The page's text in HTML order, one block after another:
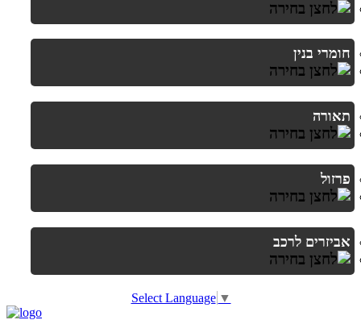
חומרי בנין
תאורה
פרזול
אביזרים לרכב
Select Language ▼